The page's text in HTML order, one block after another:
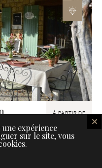
Mont
À PARTIR DE
130
une expérience
sur le site, vous